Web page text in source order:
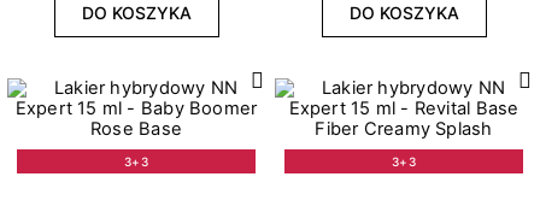
DO KOSZYKA DO KOSZYKA
3+3 3+3